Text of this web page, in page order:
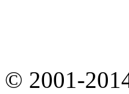
© 2001-